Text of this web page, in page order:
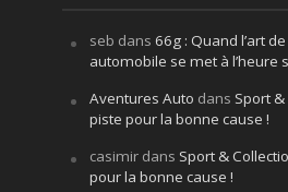
seb dans 66g : Quand l’art
automobile se met à l’heure
Aventures Auto dans Sport &
piste pour la bonne cause !
casimirdans Sport &
pour la bonne cause !